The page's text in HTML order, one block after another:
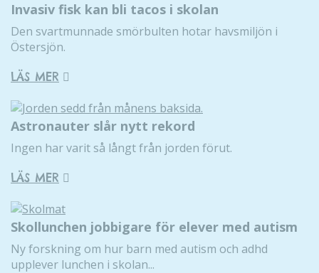
Invasiv fisk kan bli tacos i skolan
Den svartmunnade smörbulten hotar havsmiljön i
Östersjön.
LÄS MER
Astronauter slår nytt rekord
Ingen har varit så långt från jorden förut.
LÄS MER
Skollunchen jobbigare för elever med autism
Ny forskning om hur barn med autism och adhd
upplever lunchen i skolan...